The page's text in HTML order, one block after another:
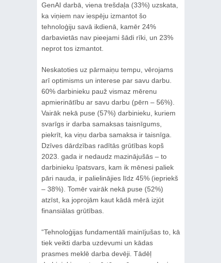
GenAI darbā, viena trešdaļa (33%) uzskata,
ka viņiem nav iespēju izmantot šo
tehnoloģiju savā ikdienā, kamēr 24%
darbavietās nav pieejami šādi rīki, un 23%
neprot tos izmantot.
Neskatoties uz pārmaiņu tempu, vērojams
arī optimisms un interese par savu darbu.
60% darbinieku pauž vismaz mērenu
apmierinātību ar savu darbu (pērn – 56%).
Vairāk nekā puse (57%) darbinieku, kuriem
svarīgs ir darba samaksas taisnīgums,
piekrīt, ka viņu darba samaksa ir taisnīga.
Dzīves dārdzības radītās grūtības kopš
2023. gada ir nedaudz mazinājušās – to
darbinieku īpatsvars, kam ik mēnesi paliek
pāri nauda, ir palielinājies līdz 45% (iepriekš
– 38%). Tomēr vairāk nekā puse (52%)
atzīst, ka joprojām kaut kādā mērā izjūt
finansiālas grūtības.
“Tehnoloģijas fundamentāli mainījušas to, kā
tiek veikti darba uzdevumi un kādas
prasmes meklē darba devēji. Tādēļ